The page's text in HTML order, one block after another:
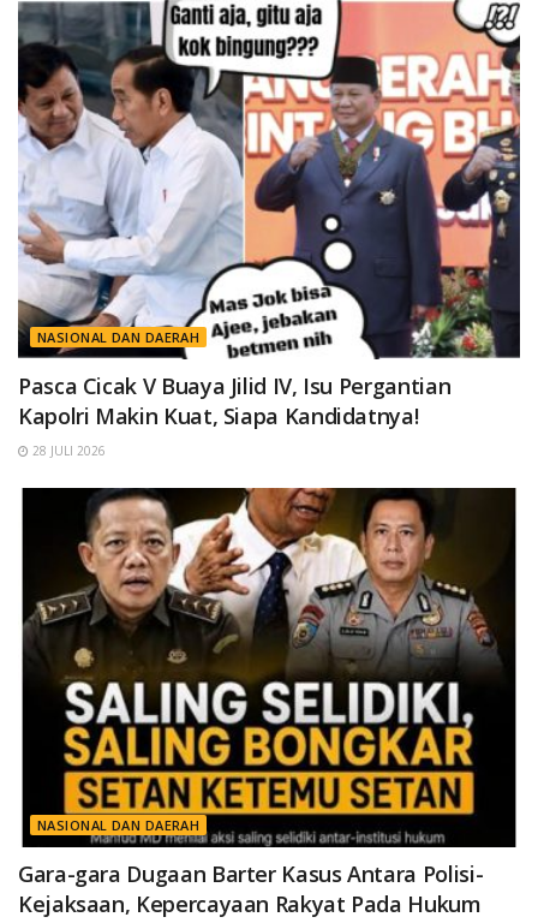
NASIONAL DAN DAERAH
Pasca Cicak V Buaya Jilid IV, Isu Pergantian
Kapolri Makin Kuat, Siapa Kandidatnya!
28 JULI 2026
NASIONAL DAN DAERAH
Gara-gara Dugaan Barter Kasus Antara Polisi-
Kejaksaan, Kepercayaan Rakyat Pada Hukum